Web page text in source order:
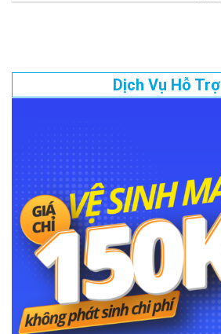
Dịch Vụ Hỗ Trợ